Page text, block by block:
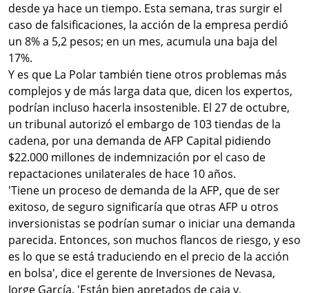
desde ya hace un tiempo. Esta semana, tras surgir el
caso de falsificaciones, la acción de la empresa perdió
un 8% a 5,2 pesos; en un mes, acumula una baja del
17%.
Y es que La Polar también tiene otros problemas más
complejos y de más larga data que, dicen los expertos,
podrían incluso hacerla insostenible. El 27 de octubre,
un tribunal autorizó el embargo de 103 tiendas de la
cadena, por una demanda de AFP Capital pidiendo
$22.000 millones de indemnización por el caso de
repactaciones unilaterales de hace 10 años.
'Tiene un proceso de demanda de la AFP, que de ser
exitoso, de seguro significaría que otras AFP u otros
inversionistas se podrían sumar o iniciar una demanda
parecida. Entonces, son muchos flancos de riesgo, y eso
es lo que se está traduciendo en el precio de la acción
en bolsa', dice el gerente de Inversiones de Nevasa,
Jorge García. 'Están bien apretados de caja y,